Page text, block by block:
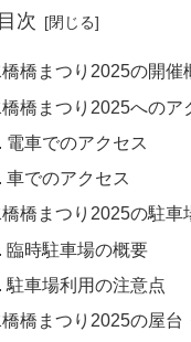
目次
橋まつり2025の開催
橋まつり2025へのア
電車でのアクセス
車でのアクセス
橋まつり2025の駐車
臨時駐車場の概要
駐車場利用の注意点
橋まつり2025の屋台